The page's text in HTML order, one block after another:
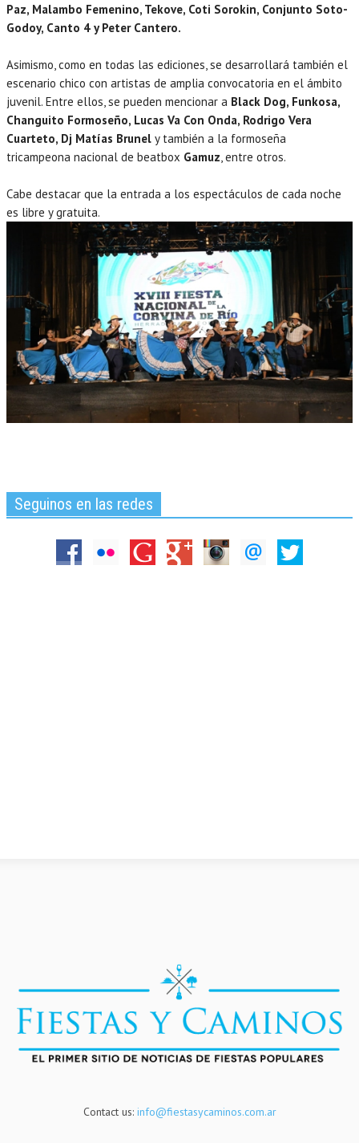
Paz, Malambo Femenino, Tekove, Coti Sorokin, Conjunto Soto-
Godoy, Canto 4 y Peter Cantero.
Asimismo, como en todas las ediciones, se desarrollará también el
escenario chico con artistas de amplia convocatoria en el ámbito
juvenil. Entre ellos, se pueden mencionar a Black Dog, Funkosa,
Changuito Formoseño, Lucas Va Con Onda, Rodrigo Vera
Cuarteto, Dj Matías Brunel y también a la formoseña
tricampeona nacional de beatbox Gamuz, entre otros.
Cabe destacar que la entrada a los espectáculos de cada noche
es libre y gratuita.
Seguinos en las redes
Contact us: info@fiestasycaminos.com.ar